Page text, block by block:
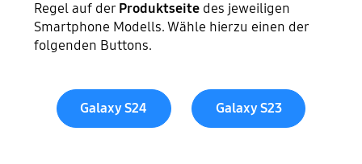
Regel auf der Produktseite des jeweiligen
Smartphone Modells. Wähle hierzu einen der
folgenden Buttons.
Galaxy S24 Galaxy S23